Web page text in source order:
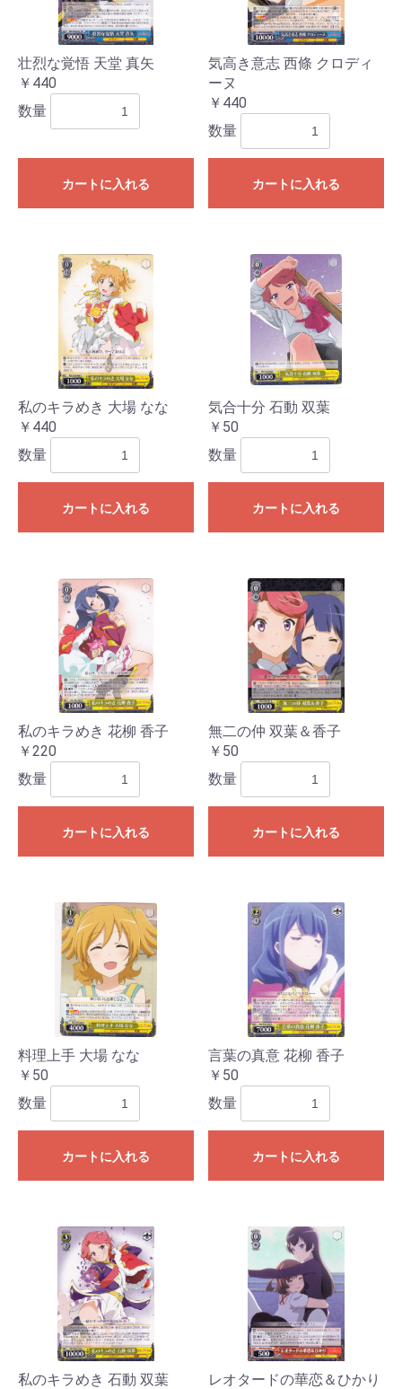
壮烈な覚悟 天堂 真矢
￥440
数量
カートに入れる
気高き意志 西條 クロディ
ーヌ
￥440
数量
カートに入れる
私のキラめき 大場 なな
￥440
数量
カートに入れる
気合十分 石動 双葉
￥50
数量
カートに入れる
私のキラめき 花柳 香子
￥220
数量
カートに入れる
無二の仲 双葉＆香子
￥50
数量
カートに入れる
料理上手 大場 なな
￥50
数量
カートに入れる
言葉の真意 花柳 香子
￥50
数量
カートに入れる
私のキラめき 石動 双葉
レオタードの華恋＆ひかり
お買い物を続ける カートへ進む